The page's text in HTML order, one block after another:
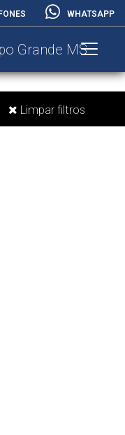
WHATSAPP
Limpar filtros